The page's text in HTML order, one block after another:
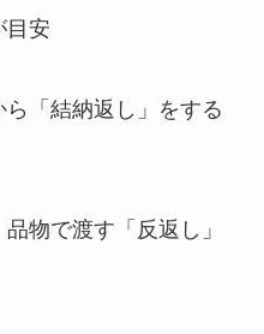
目安
「結納返し」をする
物で渡す「反返し」